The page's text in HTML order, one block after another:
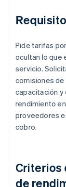
Pide tarifas
ocultan lo que
servicio.
comisiones
capacitación y
rendimiento
proveedores
cobro.
Criterios
de